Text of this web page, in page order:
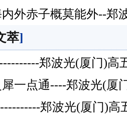
外赤子概莫能外--郑
萃]
郑波光(厦门)高
一点通----郑波光(厦
郑波光(厦门)高